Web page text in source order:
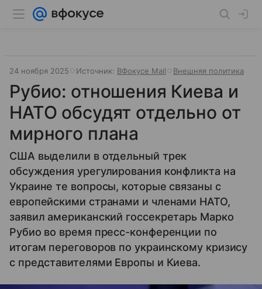
24 ноября 2025 Источник: ВФокусе Mail Внешняя политика
Рубио: отношения Киева и
НАТО обсудят отдельно от
мирного плана
США выделили в отдельный трек
обсуждения урегулирования конфликта на
Украине те вопросы, которые связаны с
европейскими странами и членами НАТО,
заявил американский госсекретарь Марко
Рубио во время пресс-конференции по
итогам переговоров по украинскому кризису
с представителями Европы и Киева.